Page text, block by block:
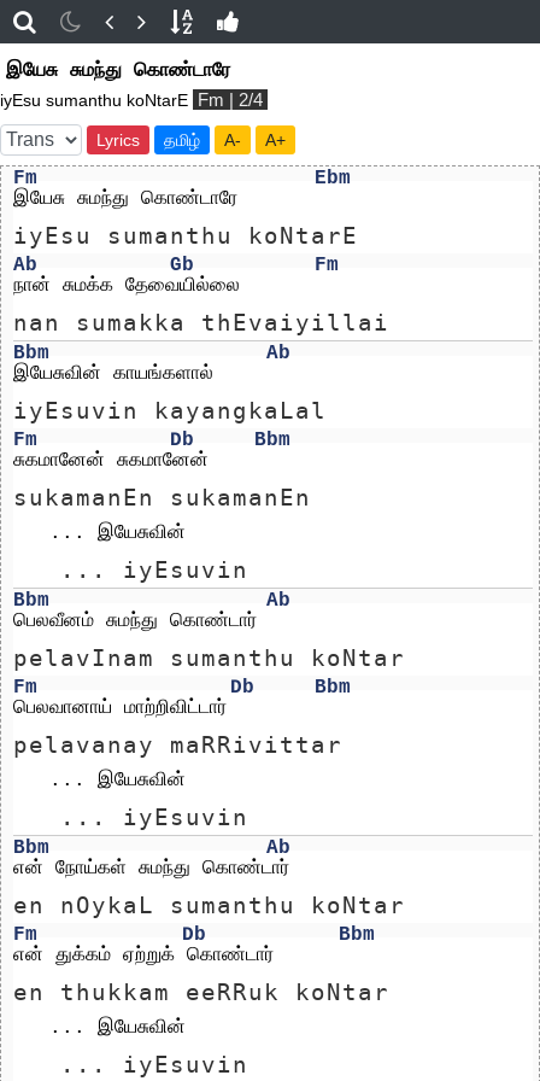
இயேசு சுமந்து கொண்டாரே
iyEsu sumanthu koNtarE Fm | 2/4
Lyrics தமிழ் A- A+
Fm
Ebm
இயேசு சுமந்து கொண்டாரே
iyEsu sumanthu koNtarE
Ab Gb
Fm
நான் சுமக்க
nan
Bbm
Ab
இயேசுவின் காயங்களால்
iyEsuvin kayangkaLal
Fm Db
Bbm
சுகமானேன் சுகமானேன்
sukamanEn sukamanEn
   ... இயேசுவின்
   ... iyEsuvin
Bbm
Ab
பெலவீனம் சுமந்து கொண்டார்
pelavInam sumanthu koNtar
Fm Db
Bbm
பெலவானாய் மாற்றிவிட்டார்
pelavanay maRRivittar
   ... இயேசுவின்
   ... iyEsuvin
Bbm
Ab
என் நோய்கள் சுமந்து கொண்டார்
en nOykaL sumanthu koNtar
Fm Db
Bbm
என் துக்கம் ஏற்றுக் கொண்டார்
en thukkam eeRRuk koNtar
   ... இயேசுவின்
   ... iyEsuvin